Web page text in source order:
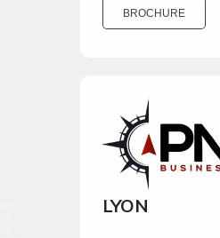
BROCHURE
LYON